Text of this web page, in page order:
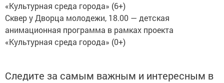
«Культурная среда города» (6+)
Сквер у Дворца молодежи, 18.00 — детская
анимационная программа в рамках проекта
«Культурная среда города» (0+)
Следите за самым важным и интересным в